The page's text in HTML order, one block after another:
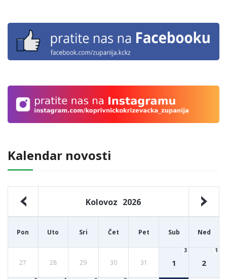
Kalendar novosti
Kolovoz 2026
Pon Uto Sri Čet Pet Sub Ned
27 28 29 30 31 1
3
2
1